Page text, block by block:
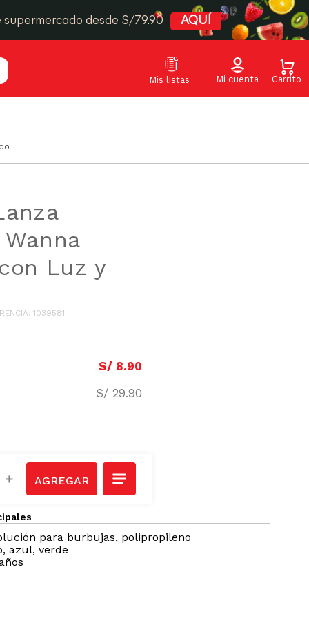
desde S/79.90 AQUÍ
Luz y
: 1039581
S/ 8.90
S/ 29.90
＋
para burbujas, polipropileno
azul, verde